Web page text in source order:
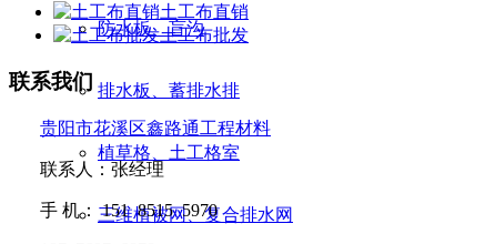
防水板、盲沟
排水板、蓄排水排
植草格、土工格室
三维植被网、复合排水网
土工布直销
土工布批发
联系我们
贵阳市花溪区鑫路通工程材料
联系人：张经理
手 机：151 8515 5970